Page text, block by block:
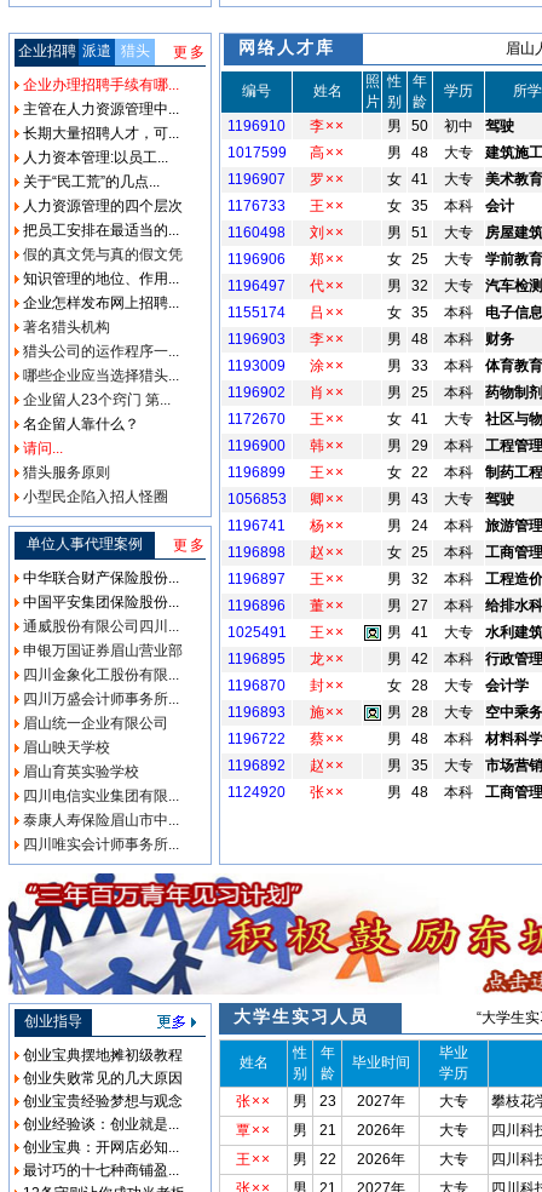
企业招聘 派遣 猎头
更多
企业办理招聘手续有哪...
主管在人力资源管理中...
长期大量招聘人才，可...
人力资本管理:以员工...
关于“民工荒”的几点...
人力资源管理的四个层次
把员工安排在最适当的...
假的真文凭与真的假文凭
知识管理的地位、作用...
企业怎样发布网上招聘...
著名猎头机构
猎头公司的运作程序一...
哪些企业应当选择猎头...
企业留人23个窍门 第...
名企留人靠什么？
请问...
猎头服务原则
小型民企陷入招人怪圈
单位人事代理案例
更多
中华联合财产保险股份...
中国平安集团保险股份...
通威股份有限公司四川...
申银万国证券眉山营业部
四川金象化工股份有限...
四川万盛会计师事务所...
眉山统一企业有限公司
眉山映天学校
眉山育英实验学校
四川电信实业集团有限...
泰康人寿保险眉山市中...
四川唯实会计师事务所...
网络人才库 眉山
编号 姓名
照
片
性
别
年
龄
学历 所
1196910 李×× 男 50 初中
驾驶
1017599
高×× 男 48 大专
建筑施
1196907
罗×× 女 41 大专
美术教育
1176733
王×× 女 35 本科
会计
1160498
刘×× 男 51 大专
房屋建筑
1196906
郑×× 女 25 大专
学前教育
1196497
代×× 男 32 大专
汽车检
1155174
吕×× 女 35 本科
电子信
1196903
李×× 男 48 本科
财务
1193009
涂×× 男 33 本科
体育教育
1196902
肖×× 男 25 本科
药物制剂
1172670
王×× 女 41 大专
社区与
1196900
韩×× 男 29 本科
工程管理
1196899
王×× 女 22 本科
制药工程
1056853
卿×× 男 43 大专
驾驶
1196741
杨×× 男 24 本科
旅游管理
1196898
赵×× 女 25 本科
工商管理
1196897
王×× 男 32 本科
工程造价
1196896
董×× 男 27 本科
给排水
1025491
王×× 男 41 大专
水利建
1196895
龙×× 男 42 本科
行政管理
1196870
封×× 女 28 大专
会计学
1196893
施×× 男 28 大专
空中乘务
1196722
蔡×× 男 48 本科
材料科
1196892
赵×× 男 35 大专
市场营销
1124920
张×× 男 48 本科 工商管理
创业指导
创业宝典摆地摊初级教程
创业失败常见的几大原因
创业宝贵经验梦想与观念
创业经验谈：创业就是...
创业宝典：开网店必知...
最讨巧的十七种商铺盈...
大学生实习人员 “大学生
姓名
性
别
年
龄
毕业时间
毕业
学历
张××
男 23 2027年 大专
攀枝花
覃××
男 21 2026年 大专
四川科
王××
男 22 2026年 大专
四川科
张××
男 21 2027年 大专 四川科